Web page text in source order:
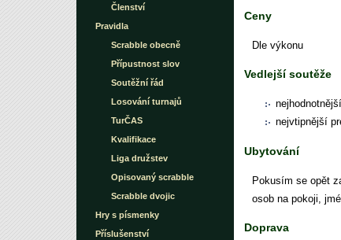
Členství
Pravidla
Scrabble obecně
Přípustnost slov
Soutěžní řád
Losování turnajů
TurČAS
Kvalifikace
Liga družstev
Opisovaný scrabble
Scrabble dvojic
Hry s písmenky
Příslušenství
Ceny
Dle výkonu
Vedlejší soutěže
nejvtipnější
Ubytování
Pokusím se opět
osob na pokoji,
Doprava